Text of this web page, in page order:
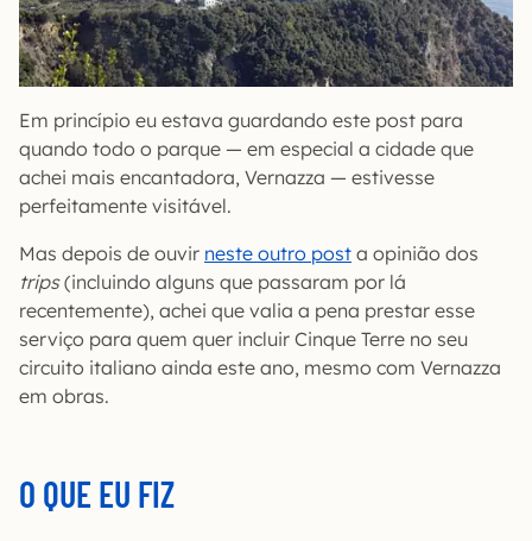
Em princípio eu estava guardando este post para
quando todo o parque — em especial a cidade que
achei mais encantadora, Vernazza — estivesse
perfeitamente visitável.
Mas depois de ouvir neste outro post a opinião dos
trips(incluindo alguns que passaram por lá
recentemente), achei que valia a pena prestar esse
serviço para quem quer incluir Cinque Terre no seu
circuito italiano ainda este ano, mesmo com Vernazza
em obras.
O QUE EU FIZ